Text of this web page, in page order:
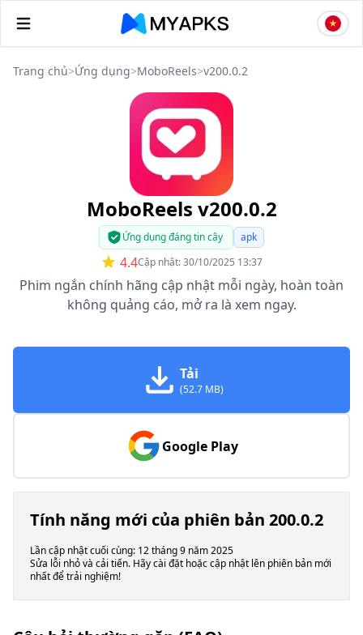
Trang chủ>Ứng dụng>MoboReels>v200.0.2
MoboReels v200.0.2
Ứng dụng đáng tin cậy apk
4.4Cập nhật: 30/10/2025 13:37
Phim ngắn chính hãng cập nhật mỗi ngày, hoàn toàn
không quảng cáo, mở ra là xem ngay.
Tải
(52.7 MB)
Google Play
Tính năng mới của phiên bản 200.0.2
Lần cập nhật cuối cùng: 12 tháng 9 năm 2025
Sửa lỗi nhỏ và cải tiến. Hãy cài đặt hoặc cập nhật lên phiên bản mới
nhất để trải nghiệm!